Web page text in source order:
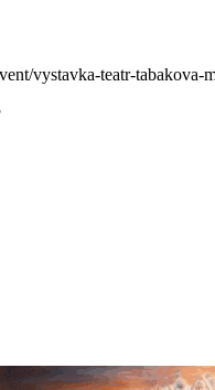
vystavka-teatr-tabakova-